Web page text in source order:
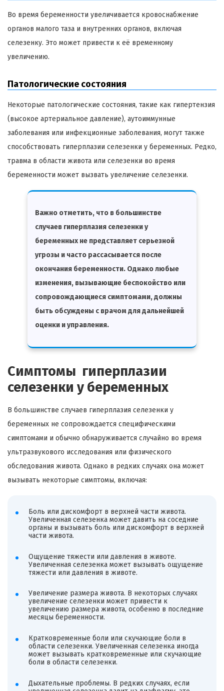
Во время беременности увеличивается кровоснабжение
органов малого таза и внутренних органов, включая
селезенку. Это может привести к её временному
увеличению.
Патологические состояния
Некоторые патологические состояния, такие как гипертензия
(высокое артериальное давление), аутоиммунные
заболевания или инфекционные заболевания, могут также
способствовать гиперплазии селезенки у беременных. Редко,
травма в области живота или селезенки во время
беременности может вызвать увеличение селезенки.
Важно отметить, что в большинстве
случаев гиперплазия селезенки у
беременных не представляет серьезной
угрозы и часто рассасывается после
окончания беременности. Однако любые
изменения, вызывающие беспокойство или
сопровождающиеся симптомами, должны
быть обсуждены с врачом для дальнейшей
оценки и управления.
Симптомы гиперплазии
селезенки у беременных
В большинстве случаев гиперплазия селезенки у
беременных не сопровождается специфическими
симптомами и обычно обнаруживается случайно во время
ультразвукового исследования или физического
обследования живота. Однако в редких случаях она может
вызывать некоторые симптомы, включая:
Боль или дискомфорт в верхней части живота.
Увеличенная селезенка может давить на соседние
органы и вызывать боль или дискомфорт в верхней
части живота.
Ощущение тяжести или давления в животе.
Увеличенная селезенка может вызывать ощущение
тяжести или давления в животе.
Увеличение размера живота. В некоторых случаях
увеличение селезенки может привести к
увеличению размера живота, особенно в последние
месяцы беременности.
Кратковременные боли или скучающие боли в
области селезенки. Увеличенная селезенка иногда
может вызывать кратковременные или скучающие
боли в области селезенки.
Дыхательные проблемы. В редких случаях, если